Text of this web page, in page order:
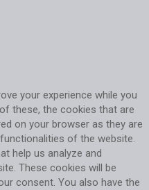
your experience while you
these, the cookies that are
on your browser as they are
of the website.
help us analyze and
These cookies will be
consent. You also have the